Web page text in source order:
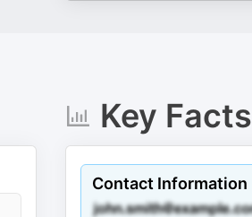
Key Facts
Contact Information